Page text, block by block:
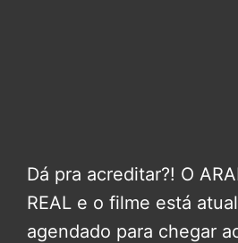
Dá pra acreditar?! O
REAL e o filme está
agendado para chegar